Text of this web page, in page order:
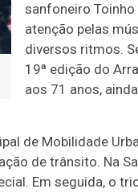
sanfoneiro Toinho
atenção pelas
diversos ritmos.
19ª edição do
aos 71 anos,
de Mobilidade
de trânsito. Na
Em seguida, o